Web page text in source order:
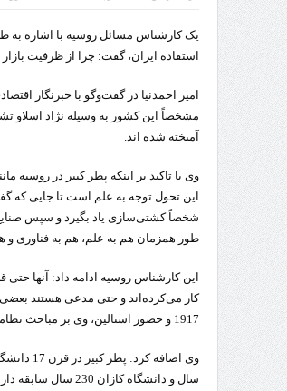
استفاده ایران، گفت: چرا از ظرفیت
امیر احمدنیا در گفت‌وگو با خبرنگار
مشخصاً این کشور به وسیله نژاد اسلاو
آمیخته شده اند.
وی با تاکید بر اینکه پطر کبیر در روسیه
این تحول توجه به علم است تا جایی که
شخصاً کشتی‌سازی یاد بگیرد و سپس
طور همزمان هم به علم، هم به فناوری
کار می‌کرده‌اند و حتی مدعی هستند بعضی
1917 و حضور استالین، وی بر مباحث نظامی تاکید داشت اما در این مسیر تمرکز روی علم و فناوری حفظ شد.
سال و دانشگاه